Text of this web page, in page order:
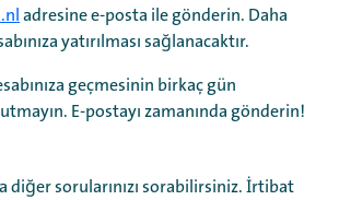
adresine e-posta ile gönderin. Daha
yatırılması sağlanacaktır.
geçmesinin birkaç gün
E-postayı zamanında gönderin!
diğer sorularınızı sorabilirsiniz. İrtibat